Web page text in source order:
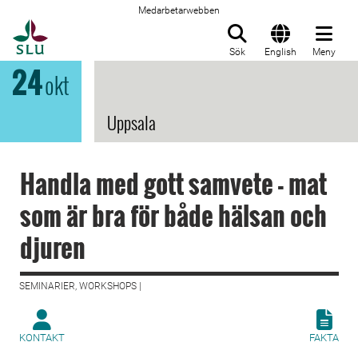
Medarbetarwebben
Sök English Meny
24okt
Uppsala
Handla med gott samvete - mat
som är bra för både hälsan och
djuren
SEMINARIER, WORKSHOPS |
KONTAKT FAKTA